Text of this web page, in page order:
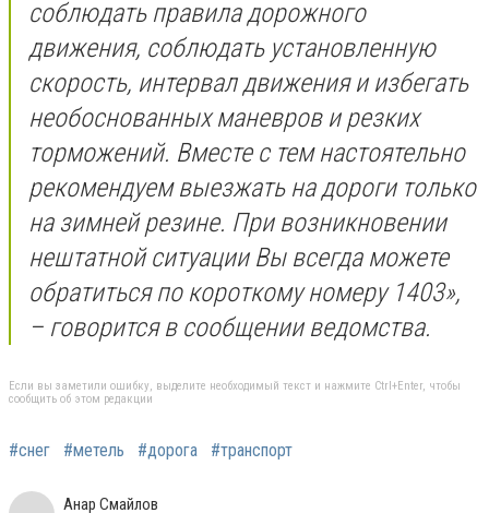
соблюдать правила дорожного
движения, соблюдать установленную
скорость, интервал движения и избегать
необоснованных маневров и резких
торможений. Вместе с тем настоятельно
рекомендуем выезжать на дороги только
на зимней резине. При возникновении
нештатной ситуации Вы всегда можете
обратиться по короткому номеру 1403»,
– говорится в сообщении ведомства.
Если вы заметили ошибку, выделите необходимый текст и нажмите Ctrl+Enter, чтобы
сообщить об этом редакции
#снег #метель #дорога #транспорт
Анар Смайлов